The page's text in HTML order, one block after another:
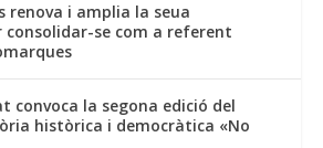
renova i amplia la seua
consolidar-se com a referent
convoca la segona edició del
històrica i democràtica «No